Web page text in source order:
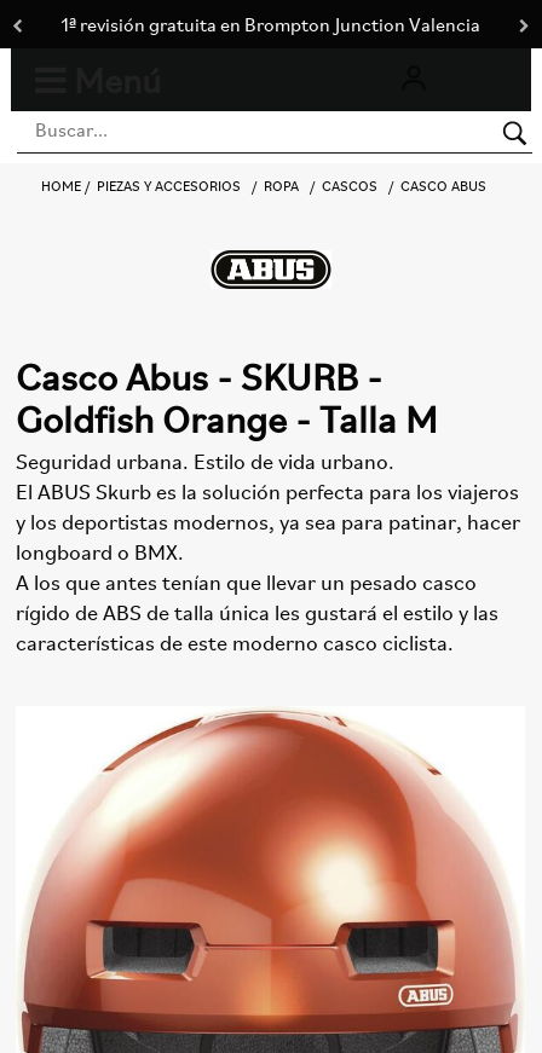
1ª revisión gratuita en Brompton Junction Valencia
HOME PIEZAS Y ACCESORIOS ROPA CASCOS CASCO ABUS
Casco Abus - SKURB -
Goldfish Orange - Talla M
Seguridad urbana. Estilo de vida urbano.
El ABUS Skurb es la solución perfecta para los viajeros
y los deportistas modernos, ya sea para patinar, hacer
longboard o BMX.
A los que antes tenían que llevar un pesado casco
rígido de ABS de talla única les gustará el estilo y las
características de este moderno casco ciclista.